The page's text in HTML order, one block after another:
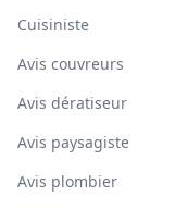
Cuisiniste
Avis couvreurs
Avis dératiseur
Avis paysagiste
Avis plombier